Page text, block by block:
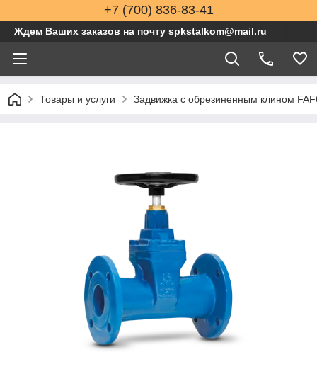
+7 (700) 836-83-41
Ждем Ваших заказов на почту spkstalkom@mail.ru
Товары и услуги Задвижка с обрезиненным клином